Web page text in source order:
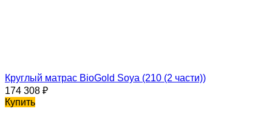
Круглый матрас BioGold Soya (210 (2 части))
174 308 ₽
Купить